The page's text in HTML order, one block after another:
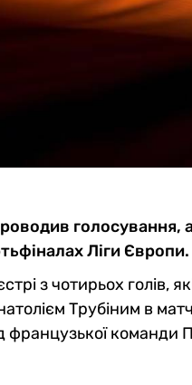
голосування,
Ліги Європи.
з чотирьох голів,
Трубіним в
французької команди